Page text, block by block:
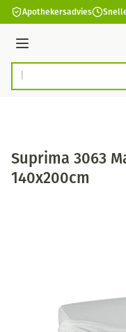
Ga naar de inhoud
Apothekersadvies
Menu
Product, merk,
Suprima 3063
140x200cm